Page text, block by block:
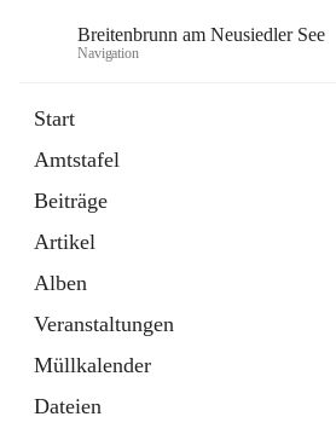
Breitenbrunn am Neusiedler See
Navigation
Start
Amtstafel
Beiträge
Artikel
Alben
Veranstaltungen
Müllkalender
Dateien
18 Schnellzugriffe
Gemeindeservice